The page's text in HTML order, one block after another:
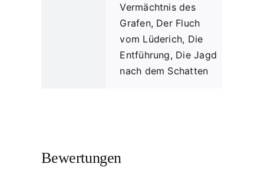
Vermächtnis des
Grafen, Der Fluch
vom Lüderich, Die
Entführung, Die Jagd
nach dem Schatten
Bewertungen